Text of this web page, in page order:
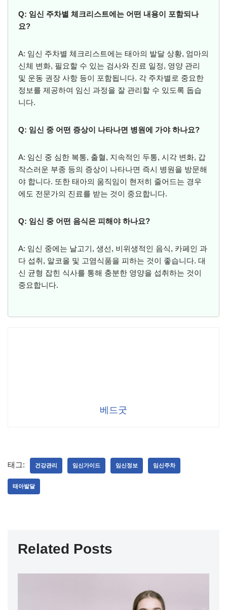
Q: 임신 주차별 체크리스트에는 어떤 내용이 포함되나
요?
A: 임신 주차별 체크리스트에는 태아의 발달 상황, 엄마의
신체 변화, 필요할 수 있는 검사와 진료 일정, 영양 관리
및 운동 권장 사항 등이 포함됩니다. 각 주차별로 중요한
정보를 제공하여 임신 과정을 잘 관리할 수 있도록 돕습
니다.
Q: 임신 중 어떤 증상이 나타나면 병원에 가야 하나요?
A: 임신 중 심한 복통, 출혈, 지속적인 두통, 시각 변화, 갑
작스러운 부종 등의 증상이 나타나면 즉시 병원을 방문해
야 합니다. 또한 태아의 움직임이 현저히 줄어드는 경우
에도 전문가의 진료를 받는 것이 중요합니다.
Q: 임신 중 어떤 음식은 피해야 하나요?
A: 임신 중에는 날고기, 생선, 비위생적인 음식, 카페인 과
다 섭취, 알코올 및 고염식품을 피하는 것이 좋습니다. 대
신 균형 잡힌 식사를 통해 충분한 영양을 섭취하는 것이
중요합니다.
베드굿
태그: 건강관리 임신가이드 임신정보 임신주차
태아발달
Related Posts